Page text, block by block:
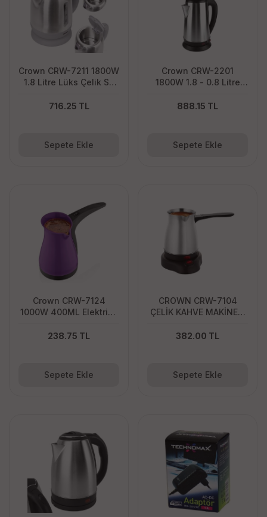
Crown CRW-7211 1800W
1.8 Litre Lüks Çelik Su
716.25 TL
Sepete Ekle
Crown CRW-2201
1800W 1.8 - 0.8 Litre
Mutfak Kettle Demlikli
888.15 TL
Sepete Ekle
Crown CRW-7124
1000W 400ML Elektrikli
Plastik Cezve AC220V
238.75 TL
Sepete Ekle
CROWN CRW-7104
ÇELİK KAHVE MAKİNESİ
382.00 TL
Sepete Ekle